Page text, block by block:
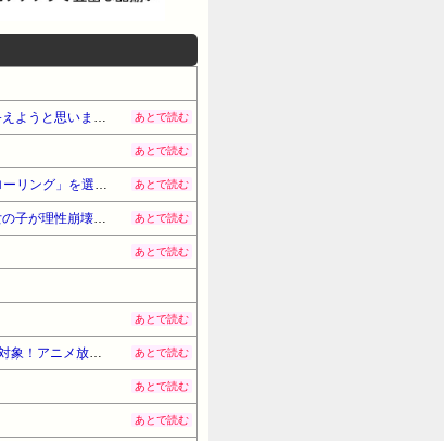
あとで読む
あとで読む
あとで読む
あとで読む
あとで読む
あとで読む
あとで読む
あとで読む
あとで読む